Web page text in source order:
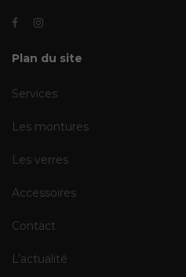
Plan du site
Services
Les montures
Les verres
Accessoires
Contact
L’actualité